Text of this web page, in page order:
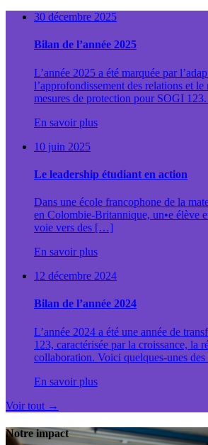
30 décembre 2025
Bilan de l’année 2025
L’année 2025 a été marquée par
l’approfondissement des relations et le
mesures de protection pour SOGI
En savoir plus
10 juin 2025
Le leadership étudiant en action
Dans une école francophone de la
en Colombie-Britannique, un•e élève
voie vers des […]
En savoir plus
12 décembre 2024
Bilan de l’année 2024
L’année 2024 a été une année de
123, caractérisée par la croissance, la
collaboration. Voici quelques-unes
En savoir plus
Voir tout →
Notre impact